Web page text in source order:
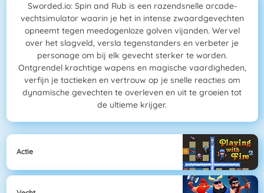
Sworded.io: Spin and Rub is een razendsnelle arcade-
vechtsimulator waarin je het in intense zwaardgevechten
opneemt tegen meedogenloze golven vijanden. Wervel
over het slagveld, versla tegenstanders en verbeter je
personage om bij elk gevecht sterker te worden.
Ontgrendel krachtige wapens en magische vaardigheden,
verfijn je tactieken en vertrouw op je snelle reacties om
dynamische gevechten te overleven en uit te groeien tot
de ultieme krijger.
Actie